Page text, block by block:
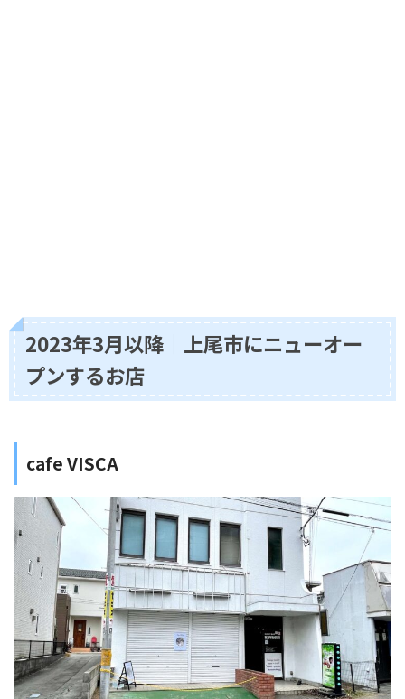
2023年3月以降｜上尾市にニューオー
プンするお店
cafe VISCA